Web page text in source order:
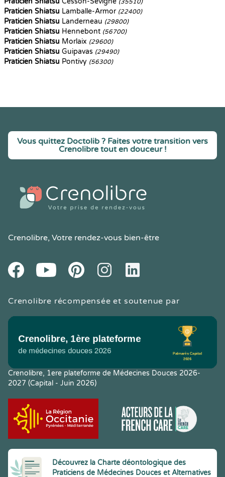
(35510)
Praticien Shiatsu Lamballe-Armor (22400)
Praticien Shiatsu Landerneau (29800)
Praticien Shiatsu Hennebont (56700)
Praticien Shiatsu Morlaix (29600)
Praticien Shiatsu Guipavas (29490)
Praticien Shiatsu Pontivy (56300)
Vous quittez Doctolib ? Faites votre transition vers
Crenolibre tout en douceur !
Crenolibre, Votre rendez-vous bien-être
FacebookYoutube PinteresetInstagramLinkedIn
Crenolibre récompensée et soutenue par
Crenolibre, 1ere plateforme de Médecines Douces 2026-
2027 (Capital - Juin 2026)
Découvrez la Charte déontologique des
Praticiens de Médecines Douces et Alternatives